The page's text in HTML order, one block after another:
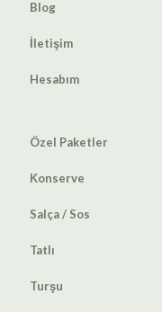
Blog
İletişim
Hesabım
Özel Paketler
Konserve
Salça / Sos
Tatlı
Turşu